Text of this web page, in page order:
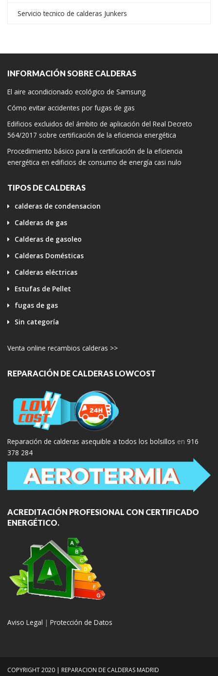
Servicio tecnico de calderas Junkers
INFORMACIÓN SOBRE CALDERAS
El aire acondicionado ecológico de Samsung
Cómo evitar accidentes por fugas de gas
Edificios excluidos del ámbito de aplicación del Real Decreto
564/2017 sobre certificación de la eficiencia energética
Procedimiento básico para la certificación de la eficiencia
energética en edificios de consumo de energía casi nulo
TIPOS DE CALDERAS
calderas de condensacion
Calderas de gas
Calderas de gasoleo
Calderas Domésticas
Calderas eléctricas
Estufas de Pellet
fugas de gas
Sin categoría
Venta online recambios calderas >>
REPARACIÓN DE CALDERAS LOWCOST
Reparación de calderas asequible a todos los bolsillos en 916
378 284
ACREDITACIÓN PROFESIONAL CON CERTIFICADO
ENERGÉTICO.
Aviso Legal | Protección de Datos
COPYRIGHT 2020 | REPARACION DE CALDERAS MADRID